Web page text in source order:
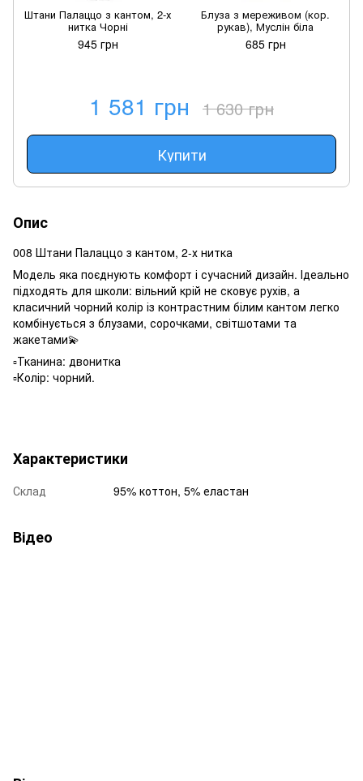
Штани Палаццо з кантом, 2-х
нитка Чорні
945 грн
Блуза з мереживом (кор.
рукав), Муслін біла
685 грн
1 581 грн 1 630 грн
Купити
Опис
008 Штани Палаццо з кантом, 2-х нитка
Модель яка поєднують комфорт і сучасний дизайн. Ідеально
підходять для школи: вільний крій не сковує рухів, а
класичний чорний колір із контрастним білим кантом легко
комбінується з блузами, сорочками, світшотами та
жакетами💫
▫️Тканина: двонитка
▫️Колір: чорний.
Характеристики
Склад 95% коттон, 5% еластан
Відео